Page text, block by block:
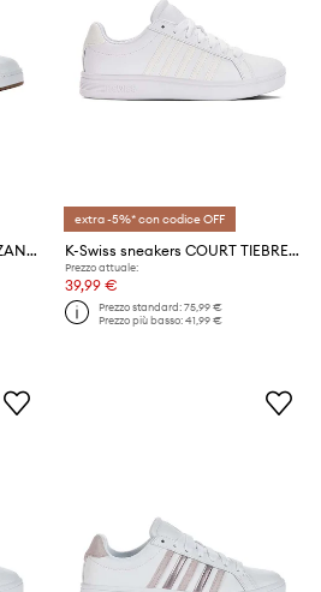
K-Swiss sneakers in pelle LOZAN KLUB LTH
extra -5%* con codice OFF
K-Swiss sneakers COURT TIEBREAK
Prezzo attuale:
39,99 €
Prezzo standard:75,99 €
Prezzo più basso:41,99 €